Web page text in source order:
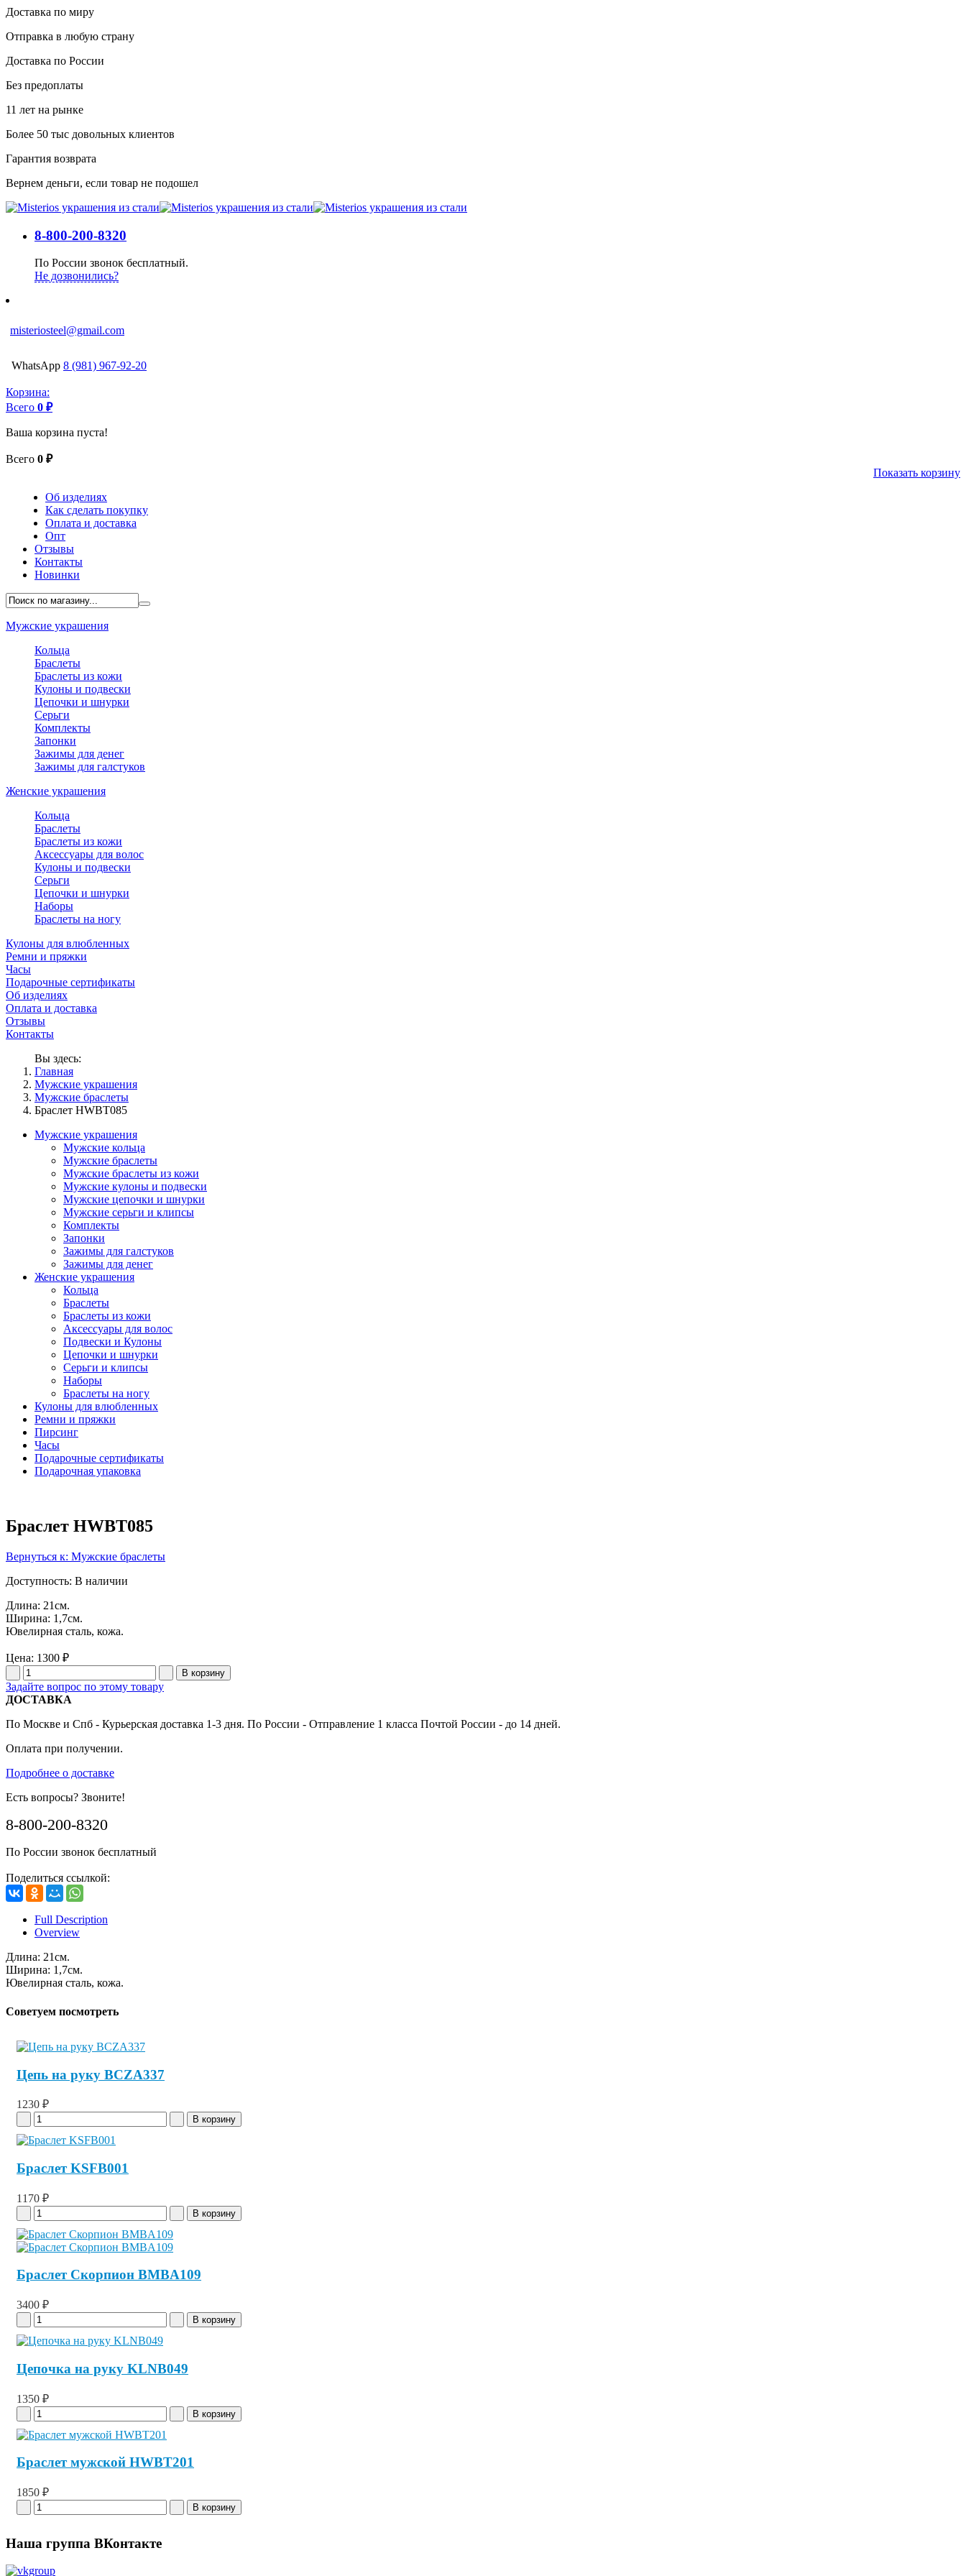
Доставка по миру
Отправка в любую страну
Доставка по России
Без предоплаты
11 лет на рынке
Более 50 тыс довольных клиентов
Гарантия возврата
Вернем деньги, если товар не подошел
8-800-200-8320
По России звонок бесплатный.
Не дозвонились?
misteriosteel@gmail.com
WhatsApp 8 (981) 967-92-20
Корзина:
Всего 0 ₽
Ваша корзина пуста!
Всего 0 ₽
Показать корзину
Об изделиях
Как сделать покупку
Оплата и доставка
Опт
Отзывы
Контакты
Новинки
Мужские украшения
Кольца
Браслеты
Браслеты из кожи
Кулоны и подвески
Цепочки и шнурки
Серьги
Комплекты
Запонки
Зажимы для денег
Зажимы для галстуков
Женские украшения
Кольца
Браслеты
Браслеты из кожи
Аксессуары для волос
Кулоны и подвески
Серьги
Цепочки и шнурки
Наборы
Браслеты на ногу
Кулоны для влюбленных
Ремни и пряжки
Часы
Подарочные сертификаты
Об изделиях
Оплата и доставка
Отзывы
Контакты
Вы здесь:
Главная
Мужские украшения
Мужские браслеты
Браслет HWBT085
Мужские украшения
Мужские кольца
Мужские браслеты
Мужские браслеты из кожи
Мужские кулоны и подвески
Мужские цепочки и шнурки
Мужские серьги и клипсы
Комплекты
Запонки
Зажимы для галстуков
Зажимы для денег
Женские украшения
Кольца
Браслеты
Браслеты из кожи
Аксессуары для волос
Подвески и Кулоны
Цепочки и шнурки
Серьги и клипсы
Наборы
Браслеты на ногу
Кулоны для влюбленных
Ремни и пряжки
Пирсинг
Часы
Подарочные сертификаты
Подарочная упаковка
Браслет HWBT085
Вернуться к: Мужские браслеты
Доступность: В наличии
Длина: 21см.
Ширина: 1,7см.
Ювелирная сталь, кожа.
Цена: 1300 ₽
Задайте вопрос по этому товару
ДОСТАВКА
По Москве и Спб - Курьерская доставка 1-3 дня. По России - Отправление 1 класса Почтой России - до 14 дней.
Оплата при получении.
Подробнее о доставке
Есть вопросы? Звоните!
8-800-200-8320
По России звонок бесплатный
Поделиться ссылкой:
Full Description
Overview
Длина: 21см.
Ширина: 1,7см.
Ювелирная сталь, кожа.
Советуем посмотреть
Цепь на руку BCZA337
1230 ₽
Браслет KSFB001
1170 ₽
Браслет Скорпион BMBA109
3400 ₽
Цепочка на руку KLNB049
1350 ₽
Браслет мужской HWBT201
1850 ₽
Наша группа ВКонтакте